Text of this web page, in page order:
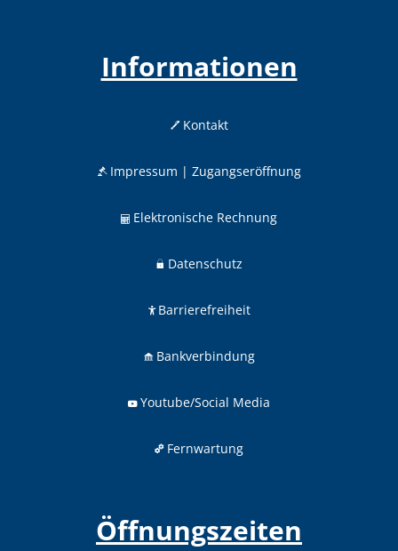
Informationen
Kontakt
Impressum | Zugangseröffnung
Elektronische Rechnung
Datenschutz
Barrierefreiheit
Bankverbindung
Youtube/Social Media
Fernwartung
Öffnungszeiten